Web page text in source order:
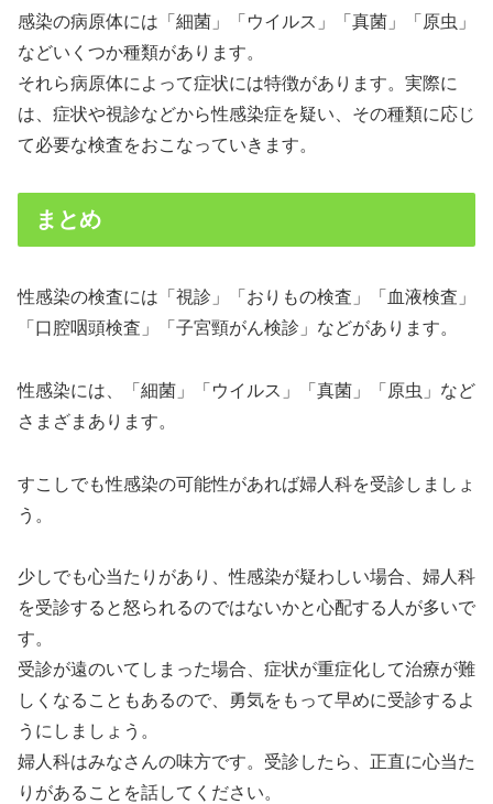
感染の病原体には「細菌」「ウイルス」「真菌」「原虫」
などいくつか種類があります。
それら病原体によって症状には特徴があります。実際に
は、症状や視診などから性感染症を疑い、その種類に応じ
て必要な検査をおこなっていきます。
まとめ
性感染の検査には「視診」「おりもの検査」「血液検査」
「口腔咽頭検査」「子宮頸がん検診」などがあります。
性感染には、「細菌」「ウイルス」「真菌」「原虫」など
さまざまあります。
すこしでも性感染の可能性があれば婦人科を受診しましょ
う。
少しでも心当たりがあり、性感染が疑わしい場合、婦人科
を受診すると怒られるのではないかと心配する人が多いで
す。
受診が遠のいてしまった場合、症状が重症化して治療が難
しくなることもあるので、勇気をもって早めに受診するよ
うにしましょう。
婦人科はみなさんの味方です。受診したら、正直に心当た
りがあることを話してください。